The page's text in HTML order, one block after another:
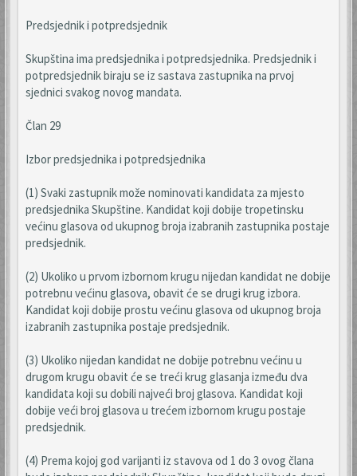
Predsjednik i potpredsjednik
Skupština ima predsjednika i potpredsjednika. Predsjednik i
potpredsjednik biraju se iz sastava zastupnika na prvoj
sjednici svakog novog mandata.
Član 29
Izbor predsjednika i potpredsjednika
(1) Svaki zastupnik može nominovati kandidata za mjesto
predsjednika Skupštine. Kandidat koji dobije tropetinsku
većinu glasova od ukupnog broja izabranih zastupnika postaje
predsjednik.
(2) Ukoliko u prvom izbornom krugu nijedan kandidat ne dobije
potrebnu većinu glasova, obavit će se drugi krug izbora.
Kandidat koji dobije prostu većinu glasova od ukupnog broja
izabranih zastupnika postaje predsjednik.
(3) Ukoliko nijedan kandidat ne dobije potrebnu većinu u
drugom krugu obavit će se treći krug glasanja između dva
kandidata koji su dobili najveći broj glasova. Kandidat koji
dobije veći broj glasova u trećem izbornom krugu postaje
predsjednik.
(4) Prema kojoj god varijanti iz stavova od 1 do 3 ovog člana